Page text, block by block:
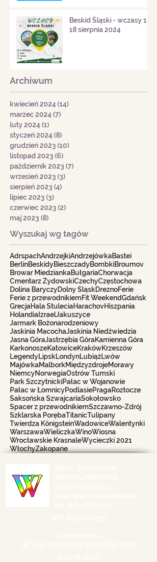
Beskid Śląski - wczasy 11-
18 sierpnia 2024
Archiwum
kwiecień 2024(14)
marzec 2024(7)
luty 2024(1)
styczeń 2024(8)
grudzień 2023 (10)
listopad 2023 (6)
październik 2023 (7)
wrzesień 2023 (3)
sierpień 2023 (4)
lipiec 2023 (3)
czerwiec 2023 (2)
maj 2023 (8)
Wyszukaj wg tagów
AdrspachAndrzejkiAndrzejówkaBastei
BerlinBeskidyBieszczadyBombkiBroumov
Browar MiedziankaBułgariaChorwacja
Cmentarz ŻydowskiCzechyCzęstochowa
Dolina BaryczyDolny ŚląskDreznoFerie
Ferie z przewodnikiemFit WeekendGdańsk
GrecjaHala StuleciaHarachovHiszpania
Holandia IzraelJakuszyce
Jarmark Bożonarodzeniowy
Jaskinia MacochaJaskinia Niedźwiedzia
Jasna GóraJastrzębia GóraKamienna Góra
KarkonoszeKatowiceKrakówKrzeszów
LegendyLipskLondynLubiążLwów
MajówkaMalborkMiędzyzdrojeMorawy
NiemcyNorwegiaOstrów Tumski
Park SzczytnickiPałac w Wojanowie
Pałac w ŁomnicyPodlasiePragaRoztocze
Saksońska SzwajcariaSokołowsko
Spacer z przewodnikiemSzczawno-Zdrój
Szklarska PorębaTitanicTulipany
Twierdza KönigsteinWadowiceWalentynki
WarszawaWieliczkaWinoWiosna
Wrocławskie KrasnaleWycieczki 2021
WłochyZakopane